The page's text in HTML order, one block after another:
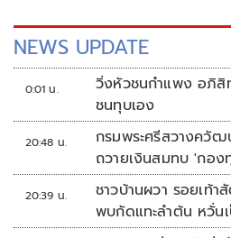
NEWS UPDATE
0:01 น.
วิ่งหัวชนกำแพง อภิสิทธิ์ชน 'พรรคส้
ชนทุบเอง
20:48 น.
กรมพระศรีสวางควัฒ
ถวายเงินสมทบ 'กอ
20:39 น.
ชาวบ้านผวา รอยเท้
พบกัดแทะลำต้น หวั่น